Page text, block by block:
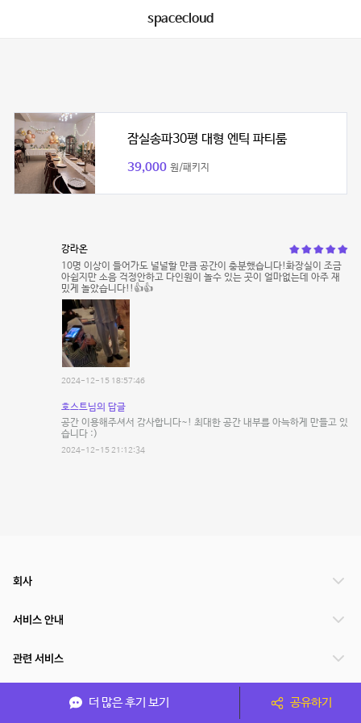
spacecloud
잠실송파30평 대형 엔틱 파티룸
39,000 원/패키지
강라온
10명 이상이 들어가도 널널할 만큼 공간이 충분했습니다!화장실이 조금
아쉽지만 소음 걱정안하고 다인원이 놀수 있는 곳이 얼마없는데 아주 재
밌게 놀았습니다!!👍👍
2024-12-15 18:57:46
호스트님의 답글
공간 이용해주셔서 감사합니다~! 최대한 공간 내부를 아늑하게 만들고 있
습니다 :)
2024-12-15 21:12:34
더 많은 후기 보기 공유하기
회사
서비스 안내
관련 서비스